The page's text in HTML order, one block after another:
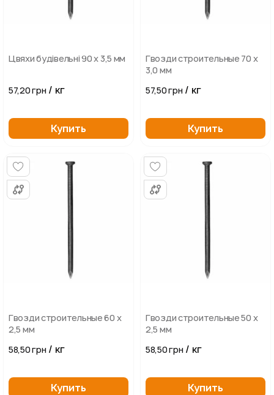
Цвяхи будівельні 90 х 3,5 мм
57,20 грн / кг
Купить
Гвозди строительные 70 х
3,0 мм
57,50 грн / кг
Купить
Гвозди строительные 60 х
2,5 мм
58,50 грн / кг
Купить
Гвозди строительные 50 х
2,5 мм
58,50 грн / кг
Купить